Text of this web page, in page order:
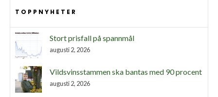
TOPPNYHETER
Stort prisfall på spannmål
augusti 2, 2026
Vildsvinsstammen ska bantas med 90 procent
augusti 2, 2026